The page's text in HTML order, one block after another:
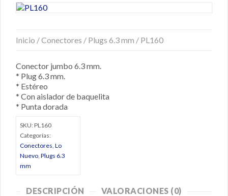
Inicio /Conectores / Plugs 6.3 mm / PL160
Conector jumbo 6.3 mm.
* Plug 6.3 mm.
* Estéreo
* Con aislador de baquelita
* Punta dorada
SKU:PL160
Categorías:
Conectores Lo
Nuevo Plugs 6.3
mm
DESCRIPCIÓN VALORACIONES (0)